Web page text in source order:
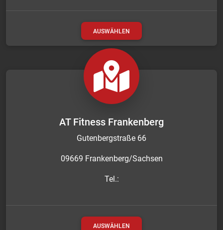
AUSWÄHLEN
AT Fitness Frankenberg
Gutenbergstraße 66
09669 Frankenberg/Sachsen
Tel.:
AUSWÄHLEN